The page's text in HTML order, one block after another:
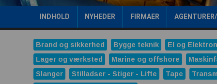
INDHOLD NYHEDER FIRMAER
Brand og sikkerhed Bygge teknik El og
Lager og værksted
Marine og offshore
Slanger
Stilladser - Stiger - Lifte Tape